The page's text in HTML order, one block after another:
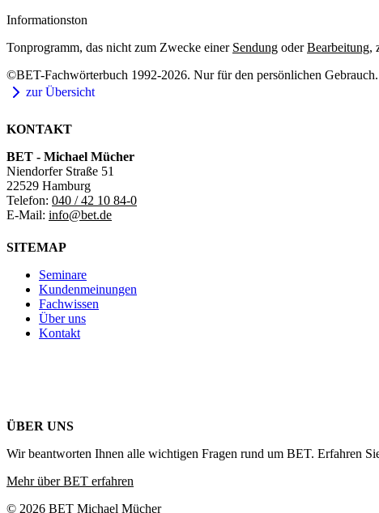
Informationston
Tonprogramm, das nicht zum Zwecke einer Sendung oderBearbeitung,
©BET-Fachwörterbuch 1992-2026. Nur für den persönlichen
zur Übersicht
KONTAKT
BET - Michael Mücher
Niendorfer Straße 51
22529 Hamburg
Telefon: 040 / 42 10 84-0
E-Mail: info@bet.de
SITEMAP
Seminare
Kundenmeinungen
Fachwissen
Über uns
Kontakt
ÜBER UNS
Wir beantworten Ihnen alle wichtigen Fragen rund um BET. Erfahren
Mehr über BET erfahren
© 2026 BET Michael Mücher